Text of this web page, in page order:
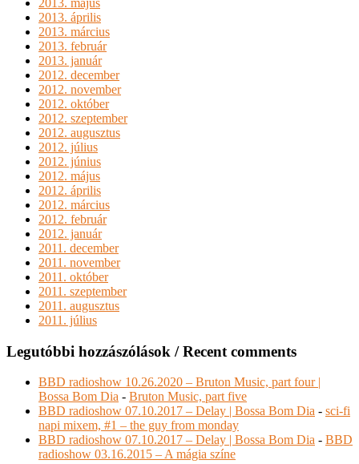
2013. május
2013. április
2013. március
2013. február
2013. január
2012. december
2012. november
2012. október
2012. szeptember
2012. augusztus
2012. július
2012. június
2012. május
2012. április
2012. március
2012. február
2012. január
2011. december
2011. november
2011. október
2011. szeptember
2011. augusztus
2011. július
Legutóbbi hozzászólások / Recent comments
BBD radioshow 10.26.2020 – Bruton Music, part four |
Bossa Bom Dia - Bruton Music, part five
BBD radioshow 07.10.2017 – Delay | Bossa Bom Dia - sci-fi
napi mixem, #1 – the guy from monday
BBD radioshow 07.10.2017 – Delay | Bossa Bom Dia - BBD
radioshow 03.16.2015 – A mágia színe